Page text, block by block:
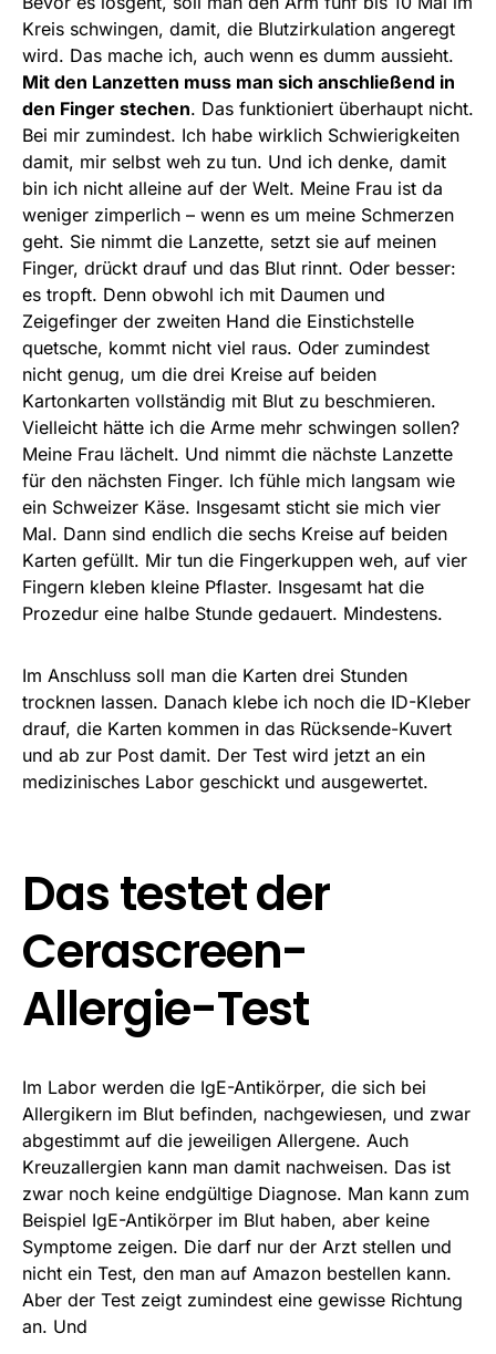
Kreis schwingen, damit, die Blutzirkulation angeregt
wird. Das mache ich, auch wenn es dumm aussieht.
Mit den Lanzetten muss man sich anschließend in
den Finger stechen. Das funktioniert überhaupt nicht.
Bei mir zumindest. Ich habe wirklich Schwierigkeiten
damit, mir selbst weh zu tun. Und ich denke, damit
bin ich nicht alleine auf der Welt. Meine Frau ist da
weniger zimperlich – wenn es um meine Schmerzen
geht. Sie nimmt die Lanzette, setzt sie auf meinen
Finger, drückt drauf und das Blut rinnt. Oder besser:
es tropft. Denn obwohl ich mit Daumen und
Zeigefinger der zweiten Hand die Einstichstelle
quetsche, kommt nicht viel raus. Oder zumindest
nicht genug, um die drei Kreise auf beiden
Kartonkarten vollständig mit Blut zu beschmieren.
Vielleicht hätte ich die Arme mehr schwingen sollen?
Meine Frau lächelt. Und nimmt die nächste Lanzette
für den nächsten Finger. Ich fühle mich langsam wie
ein Schweizer Käse. Insgesamt sticht sie mich vier
Mal. Dann sind endlich die sechs Kreise auf beiden
Karten gefüllt. Mir tun die Fingerkuppen weh, auf vier
Fingern kleben kleine Pflaster. Insgesamt hat die
Prozedur eine halbe Stunde gedauert. Mindestens.
Im Anschluss soll man die Karten drei Stunden
trocknen lassen. Danach klebe ich noch die ID-Kleber
drauf, die Karten kommen in das Rücksende-Kuvert
und ab zur Post damit. Der Test wird jetzt an ein
medizinisches Labor geschickt und ausgewertet.
Das testet der
Cerascreen-
Allergie-Test
Im Labor werden die IgE-Antikörper, die sich bei
Allergikern im Blut befinden, nachgewiesen, und zwar
abgestimmt auf die jeweiligen Allergene. Auch
Kreuzallergien kann man damit nachweisen. Das ist
zwar noch keine endgültige Diagnose. Man kann zum
Beispiel IgE-Antikörper im Blut haben, aber keine
Symptome zeigen. Die darf nur der Arzt stellen und
nicht ein Test, den man auf Amazon bestellen kann.
Aber der Test zeigt zumindest eine gewisse Richtung
an. Und